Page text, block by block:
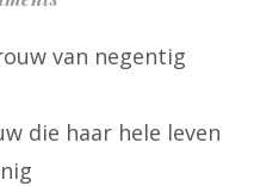
van negentig
die haar hele leven